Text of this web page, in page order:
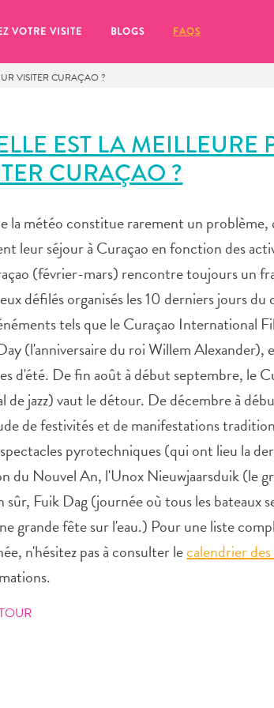
VOTRE VISITE BLOGS FAQS
VISITER CURAÇAO ?
EST LA MEILLEURE
CURAÇAO ?
la météo constitue rarement un problème,
leur séjour à Curaçao en fonction des
(février-mars) rencontre toujours un
défilés organisés les 10 derniers jours du
tels que le Curaçao International
(l'anniversaire du roi Willem Alexander),
d'été. De fin août à début septembre, le
de jazz) vaut le détour. De décembre à
de festivités et de manifestations
pyrotechniques (qui ont lieu la
du Nouvel An, l'Unox Nieuwjaarsduik (le
sûr, Fuik Dag (journée où tous les bateaux
grande fête sur l'eau.) Pour une liste
n'hésitez pas à consulter lecalendrier
vous de cliquer sur le